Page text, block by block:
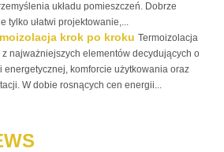
układu pomieszczeń. Dobrze
tylko ułatwi projektowanie,...
krok po kroku Termoizolacja
najważniejszych elementów decydujących o
energetycznej, komforcie użytkowania oraz
W dobie rosnących cen energii...